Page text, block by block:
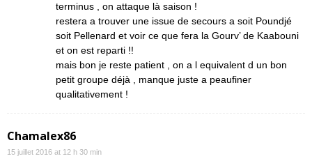
terminus , on attaque là saison !
restera a trouver une issue de secours a soit Poundjé
soit Pellenard et voir ce que fera la Gourv’ de Kaabouni
et on est reparti !!
mais bon je reste patient , on a l equivalent d un bon
petit groupe déjà , manque juste a peaufiner
qualitativement !
Chamalex86
15 juillet 2016 at 12 h 30 min